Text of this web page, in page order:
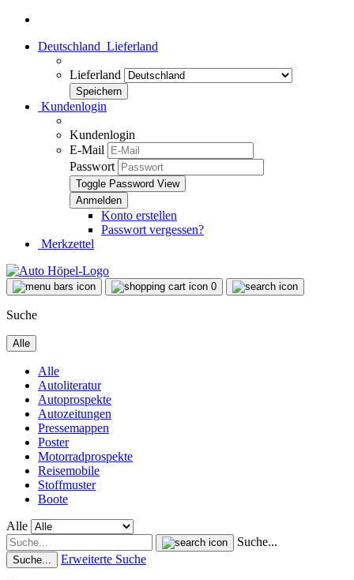
Deutschland Lieferland
Lieferland
Kundenlogin
Kundenlogin
E-Mail
Passwort
Toggle Password View
Konto erstellen
Passwort vergessen?
Merkzettel
0
Suche
Alle
Alle
Autoliteratur
Autoprospekte
Autozeitungen
Pressemappen
Poster
Motorradprospekte
Reisemobile
Stoffmuster
Boote
Alle
Suche...
Suche... Erweiterte Suche